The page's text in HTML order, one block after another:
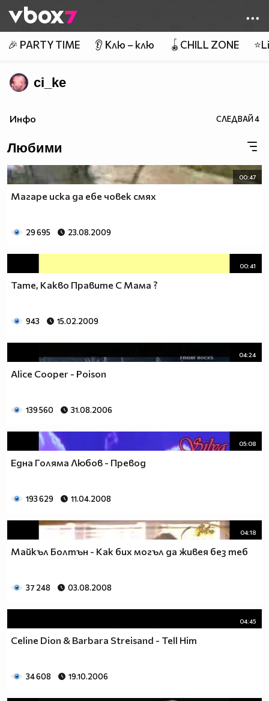
👾
🎉 PARTY TIME 👂 Клю – клю 🪀CHILL ZONE
ci_ke
Инфо СЛЕДВАЙ4
Любими
00:47
Магаре иска да ебе човек смях
29 695 23.08.2009
00:41
Тате, Какво Правите С Мама ?
943 15.02.2009
04:24
Alice Cooper - Poison
139 560 31.08.2006
05:08
Една Голяма Любов - Превод
193 629 11.04.2008
04:18
Майкъл Болтън - Как бих могъл да живея без теб
37 248 03.08.2008
04:45
Celine Dion & Barbara Streisand - Tell Him
34 608 19.10.2006